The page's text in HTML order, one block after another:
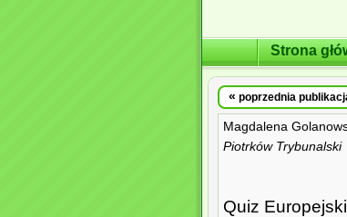
Strona
« poprzednia
Magdalena
Piotrków Trybunalski
Quiz